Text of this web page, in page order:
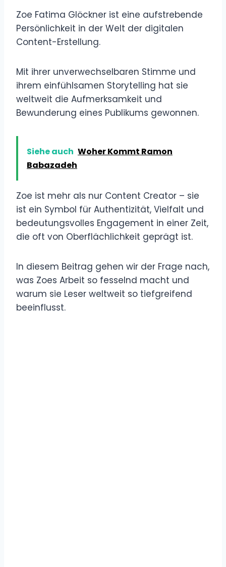
Zoe Fatima Glöckner ist eine aufstrebende
Persönlichkeit in der Welt der digitalen
Content-Erstellung.
Mit ihrer unverwechselbaren Stimme und
ihrem einfühlsamen Storytelling hat sie
weltweit die Aufmerksamkeit und
Bewunderung eines Publikums gewonnen.
Siehe auch Woher Kommt Ramon
Babazadeh
Zoe ist mehr als nur Content Creator – sie
ist ein Symbol für Authentizität, Vielfalt und
bedeutungsvolles Engagement in einer Zeit,
die oft von Oberflächlichkeit geprägt ist.
In diesem Beitrag gehen wir der Frage nach,
was Zoes Arbeit so fesselnd macht und
warum sie Leser weltweit so tiefgreifend
beeinflusst.